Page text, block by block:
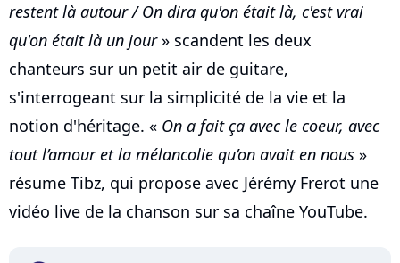
restent là autour / On dira qu'on était là, c'est vrai
qu'on était là un jour» scandent les deux
chanteurs sur un petit air de guitare,
s'interrogeant sur la simplicité de la vie et la
notion d'héritage. « On a fait ça avec le coeur, avec
tout l’amour et la mélancolie qu’on avait en nous »
résume Tibz, qui propose avec Jérémy Frerot une
vidéo live de la chanson sur sa chaîne YouTube.